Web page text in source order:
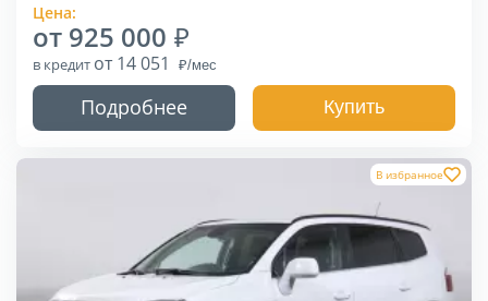
Цена:
от 925 000
в кредит от 14 051
Подробнее Купить
В избранное